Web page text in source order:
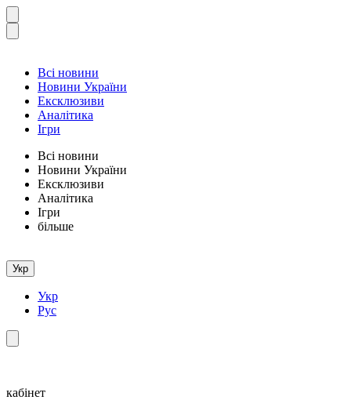
Всі новини
Новини України
Ексклюзиви
Аналітика
Ігри
Всі новини
Новини України
Ексклюзиви
Аналітика
Ігри
більше
Укр
Укр
Рус
кабінет